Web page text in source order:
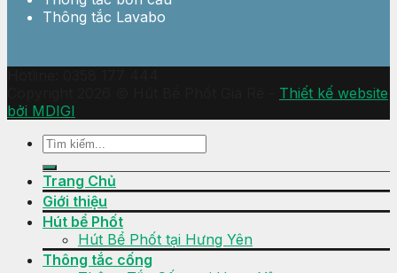
Thông tắc Lavabo
Thiết kế website
bởi MDIGI
Trang Chủ
Giới thiệu
Hút bể Phốt
Hút Bể Phốt tại Hưng Yên
Thông tắc cống